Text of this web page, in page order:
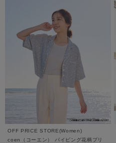
OFF PRICE STORE(Women)
coen（コーエン） パイピング花柄プリ